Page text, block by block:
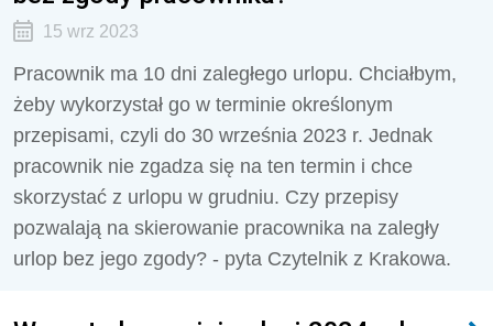
15 wrz 2023
Pracownik ma 10 dni zaległego urlopu. Chciałbym,
żeby wykorzystał go w terminie określonym
przepisami, czyli do 30 września 2023 r. Jednak
pracownik nie zgadza się na ten termin i chce
skorzystać z urlopu w grudniu. Czy przepisy
pozwalają na skierowanie pracownika na zaległy
urlop bez jego zgody? - pyta Czytelnik z Krakowa.